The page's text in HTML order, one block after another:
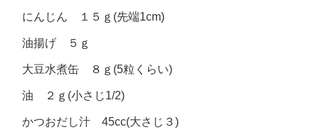
にんじん １５ｇ(先端1cm)
油揚げ ５ｇ
大豆水煮缶 ８ｇ(5粒くらい)
油 ２ｇ(小さじ1/2)
かつおだし汁 45cc(大さじ３)